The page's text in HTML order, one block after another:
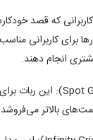
که قصد
برای
انجام دهند.
Spot
): این ربات
بالاتر می‌فروشد